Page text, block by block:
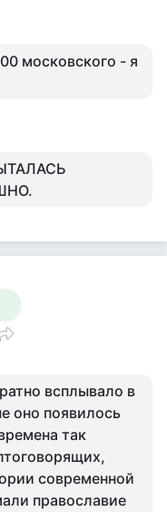
московского - я
всплывало в
оно появилось
так
современной
православие